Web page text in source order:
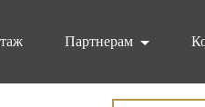
Партнерам